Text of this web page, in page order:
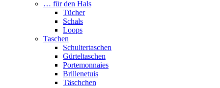
… für den Hals
Tücher
Schals
Loops
Taschen
Schultertaschen
Gürteltaschen
Portemonnaies
Brillenetuis
Täschchen